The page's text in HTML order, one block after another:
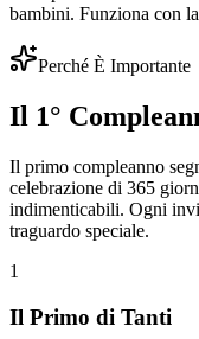
bambini. Funziona con
Perché È Importante
Il 1°
Il primo compleanno
celebrazione di 365
indimenticabili. Ogni
traguardo speciale.
1
Il Primo di Tanti